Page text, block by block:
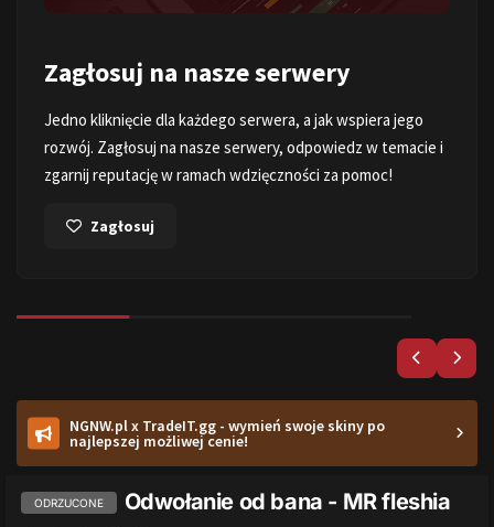
Zagłosuj na nasze serwery
Jedno kliknięcie dla każdego serwera, a jak wspiera jego
rozwój. Zagłosuj na nasze serwery, odpowiedz w temacie i
zgarnij reputację w ramach wdzięczności za pomoc!
Zagłosuj
NGNW.pl x TradeIT.gg - wymień swoje skiny po
najlepszej możliwej cenie!
ODRZUCONE Odwołanie od bana - MR fleshia